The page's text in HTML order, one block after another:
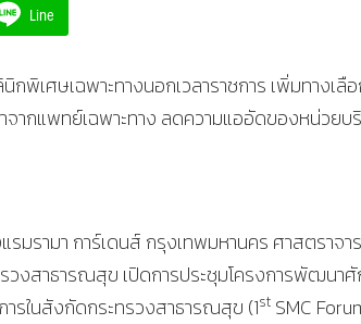
Line
เศษเฉพาะทางนอกเวลาราชการ เพิ่มทางเลือ
จากแพทย์เฉพาะทาง ลดความแออัดของหน่วยบริ
รามา การ์เดนส์ กรุงเทพมหานคร ศาสตราจ
วงสาธารณสุข เปิดการประชุมโครงการพัฒนา
รในสังกัดกระทรวงสาธารณสุข (1st SMC